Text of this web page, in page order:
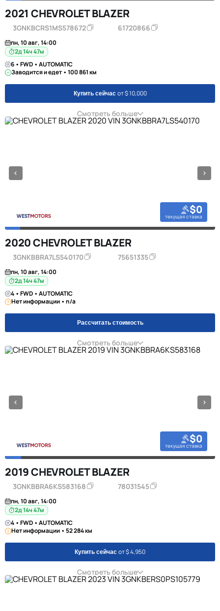
2021 CHEVROLET BLAZER
3GNKBCRS1MS578672 61720866
пн, 10 авг, 14:00
2д 14ч 47м
6 • FWD • AUTOMATIC
Заводится и едет • 100 861 км
Купить сейчас от $ 10,000
Смотреть больше
$0
текущая ставка
2020 CHEVROLET BLAZER
3GNKBBRA7LS540170 75651335
пн, 10 авг, 14:00
2д 14ч 47м
4 • FWD • AUTOMATIC
Нет информации • n/a
Рассчитать стоимость
Смотреть больше
$0
текущая ставка
2019 CHEVROLET BLAZER
3GNKBBRA6KS583168 78031545
пн, 10 авг, 14:00
2д 14ч 47м
4 • FWD • AUTOMATIC
Нет информации • 52 284 км
Купить сейчас от $ 4,950
Смотреть больше